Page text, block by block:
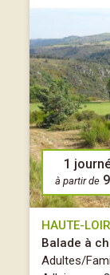
1
à partir de
HAUTE-
Balade à
Adultes/